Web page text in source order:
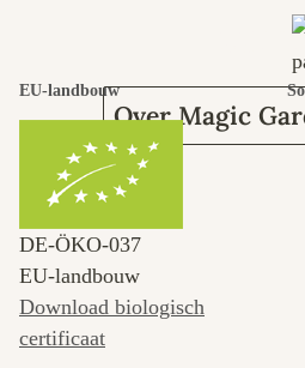
Over Magic
EU-landbouw
DE‑ÖKO‑037
EU-landbouw
Download biologisch
certificaat